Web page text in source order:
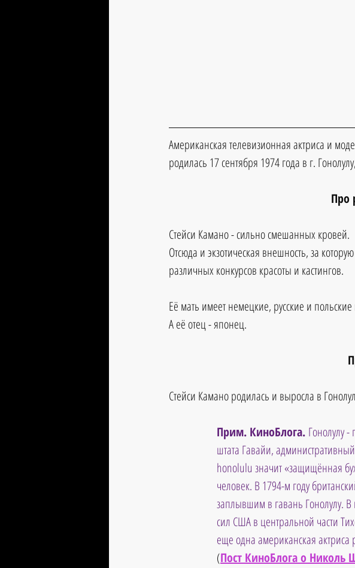
Американская телевизионная актриса и
родилась 17 сентября 1974 года в г.
Про
Стейси Камано - сильно смешанных кровей.
Отсюда и экзотическая внешность, за
различных конкурсов красоты и кастингов.
Её мать имеет немецкие, русские и
А её отец - японец.
Стейси Камано родилась и выросла в
Прим. КиноБлога. Гонолулу -
штата Гавайи,
honolulu значит «защищённая
человек. В 1794-м году
заплывшим в гавань Гонолулу. В
сил США в центральной части
еще одна американская
(Пост КиноБлога о Николь